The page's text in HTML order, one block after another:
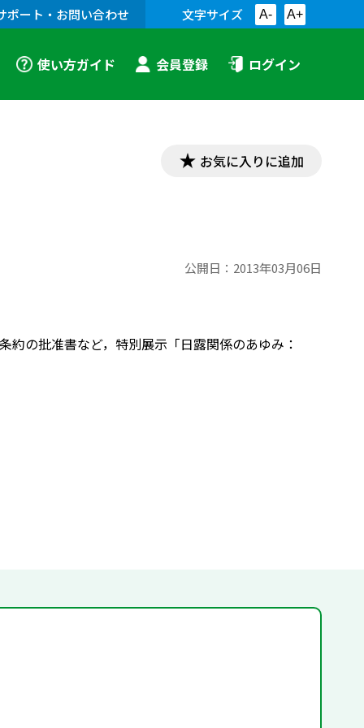
ポート・お問い合わせ 文字サイズ A- A+
使い方ガイド 会員登録 ログイン
お気に入りに追加
公開日： 2013年03月06日
の批准書など，特別展示「日露関係のあゆみ：